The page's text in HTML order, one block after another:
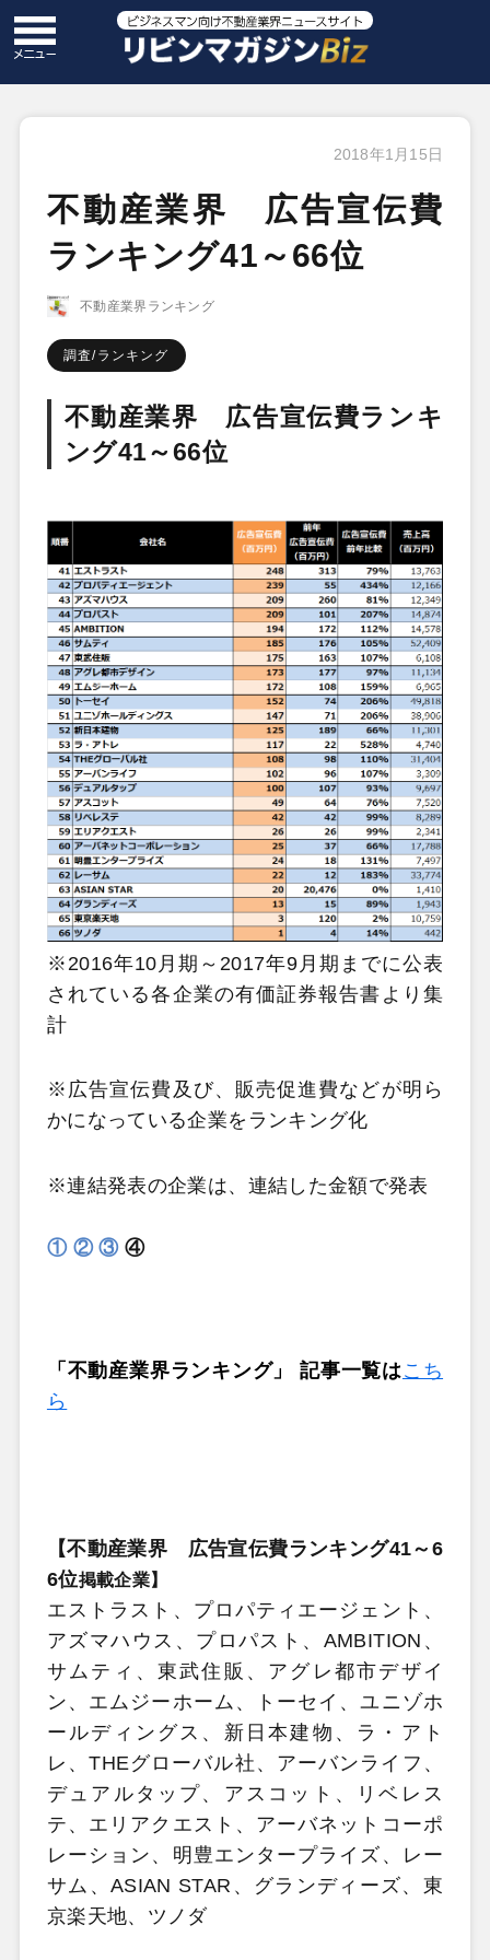
2018年1月15日
不動産業界 広告宣伝費
ランキング41～66位
不動産業界ランキング
調査/ランキング
不動産業界 広告宣伝費ランキ
ング41～66位
※2016年10月期～2017年9月期までに公表
されている各企業の有価証券報告書より集
計
※広告宣伝費及び、販売促進費などが明ら
かになっている企業をランキング化
※連結発表の企業は、連結した金額で発表
① ② ③④
「不動産業界ランキング」 記事一覧はこち
ら
【不動産業界 広告宣伝費ランキング41～6
6位掲載企業】
エストラスト、プロパティエージェント、
アズマハウス、プロパスト、AMBITION、
サムティ、東武住販、アグレ都市デザイ
ン、エムジーホーム、トーセイ、ユニゾホ
ールディングス、新日本建物、ラ・アト
レ、THEグローバル社、アーバンライフ、
デュアルタップ、アスコット、リベレス
テ、エリアクエスト、アーバネットコーポ
レーション、明豊エンタープライズ、レー
サム、ASIAN STAR、グランディーズ、東
京楽天地、ツノダ